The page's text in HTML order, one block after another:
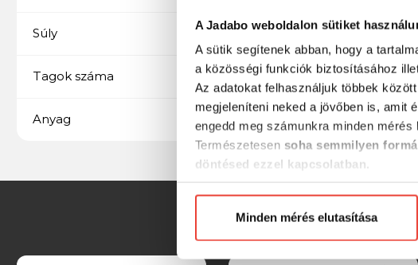
A Jadabo weboldalon sütiket
A sütik segítenek abban, hogy a
a közösségi funkciók biztosításához
Az adatokat felhasználjuk többek
megjeleníteni neked a jövőben is, amit
engedd meg számunkra minden mérés
Természetesen soha semmilyen
döntésed ezzel kapcsolatban.
Előre is köszönjük!
Minden mérés elutasítása
Súly 72 g
Tagok száma 2
Anyag SiC